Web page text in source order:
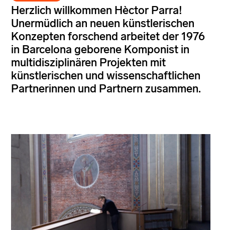
Herzlich willkommen Hèctor Parra!
Unermüdlich an neuen künstlerischen
Konzepten forschend arbeitet der 1976
in Barcelona geborene Komponist in
multidisziplinären Projekten mit
künstlerischen und wissenschaftlichen
Partnerinnen und Partnern zusammen.